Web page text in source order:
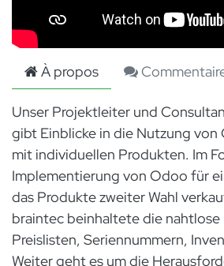
À propos
Unser Projektleiter und
gibt Einblicke in die Nutzung
mit individuellen Produkten. Im
Implementierung von Odoo für
das Produkte zweiter Wahl
braintec beinhaltete die
Preislisten, Seriennummern,
Weiter geht es um die